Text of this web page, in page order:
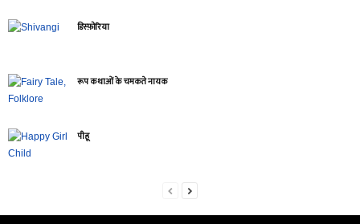
डिस्फ़ोरिया
रूप कथाओं के चमकते नायक
पीहू